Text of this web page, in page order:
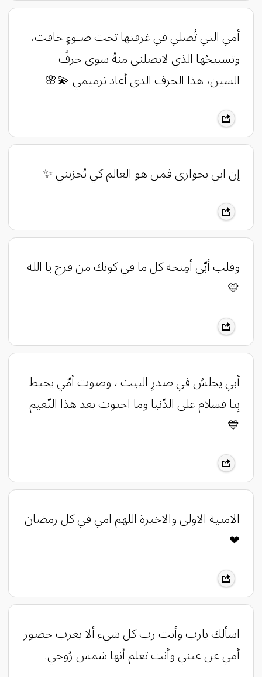
أمي التي تُصلي في غرفتها تحت ضـوءٍ خافت،
وتسبيحُها الذي لايصلني منهُ سوى حرفُ
السين، هذا الحرف الذي أعاد ترميمي 💫🌸
إن ابي بجواري فمن هو العالم كي يُحزنني ✨
وقلب أبّي أمِنحه كل ما في كونك من فرح يا الله
💛
أبي يجلسُ في صدرِ البيت ، وصوت أمّي يحيط
بِنا فسلام على الدّنيا وما احتوت بعد هذا النّعيم
💙
الامنية الاولى والاخيرة اللهم امي في كل رمضان
❤
اسألك يارب وأنت رب كل شيء ألا يغرب حضور
أمي عن عيني وأنت تعلم أنها شمس رُوحي.